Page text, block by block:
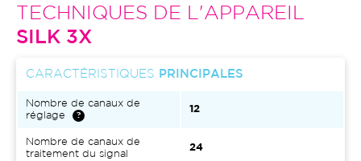
TECHNIQUES DE L'APPAREIL
SILK 3X
CARACTÉRISTIQUES PRINCIPALES
Nombre de canaux de
réglage
12
Nombre de canaux de
traitement du signal
24